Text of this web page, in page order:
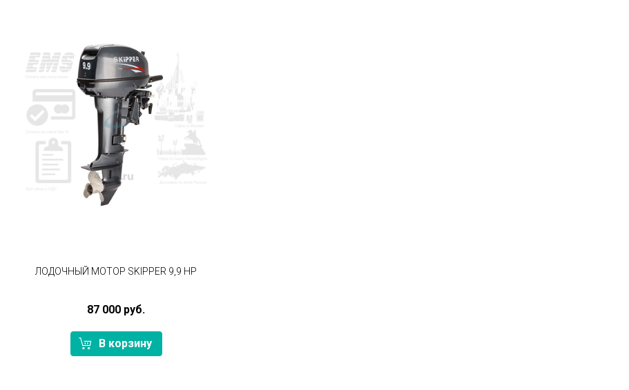
ЛОДОЧНЫЙ МОТОР SKIPPER 9,9 HP
87 000 руб.
В корзину